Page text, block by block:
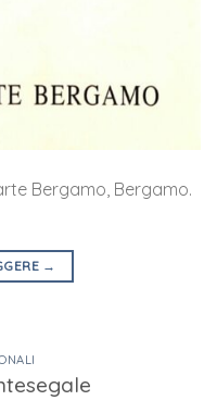
Bergamo, Bergamo.
→